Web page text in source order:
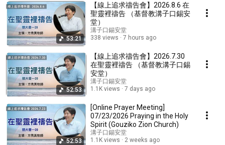
53:21
【線上追求禱告會】2026.8.6 在
聖靈裡禱告 （基督教溝子口錫安
堂）
溝子口錫安堂
338 views
7 hours ago
52:53
【線上追求禱告會】2026.7.30
在聖靈裡禱告 （基督教溝子口錫
安堂）
溝子口錫安堂
1.1K views
7 days ago
52:53
[Online Prayer Meeting]
07/23/2026 Praying in the Holy
Spirit (Gouziko Zion Church)
溝子口錫安堂
1.1K views
2 weeks ago